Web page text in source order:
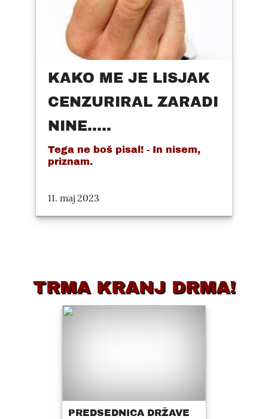
KAKO ME JE LISJAK
CENZURIRAL ZARADI
NINE.....
Tega ne boš pisal! - In nisem,
priznam.
11. maj 2023
TRMA KRANJ DRMA!
PREDSEDNICA DRŽAVE